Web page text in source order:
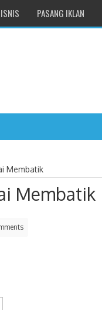
PASANG IKLAN
Membatik
Membatik